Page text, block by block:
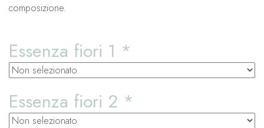
composizione.
Essenza fiori 1 *
Essenza fiori 2 *